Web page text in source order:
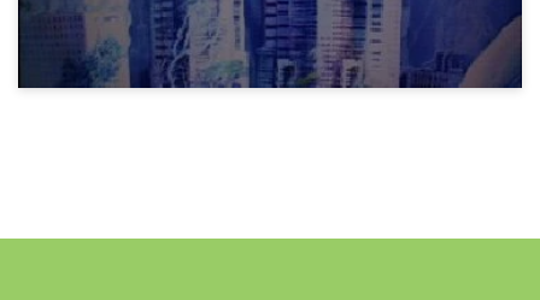
11年前